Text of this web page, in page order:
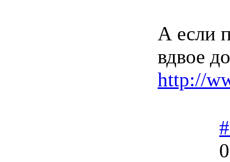
А если
вдвое
http://